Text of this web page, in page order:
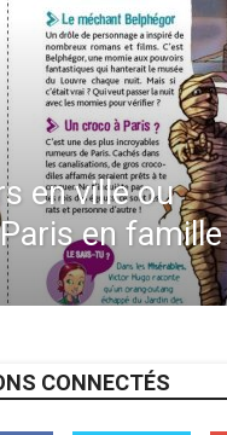
en ville ou
en famille
CONNECTÉS